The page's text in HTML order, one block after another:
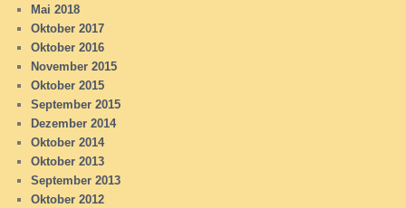
Mai 2018
Oktober 2017
Oktober 2016
November 2015
Oktober 2015
September 2015
Dezember 2014
Oktober 2014
Oktober 2013
September 2013
Oktober 2012